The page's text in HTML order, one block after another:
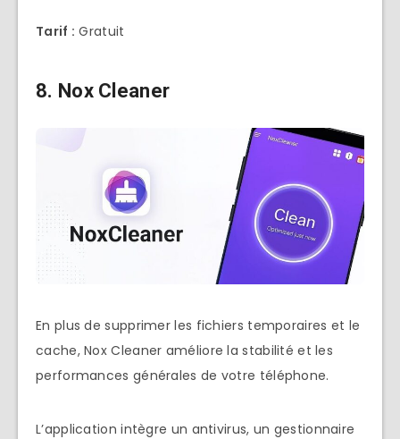
Tarif : Gratuit
8. Nox Cleaner
En plus de supprimer les fichiers temporaires et le
cache, Nox Cleaner améliore la stabilité et les
performances générales de votre téléphone.
L’application intègre un antivirus, un gestionnaire